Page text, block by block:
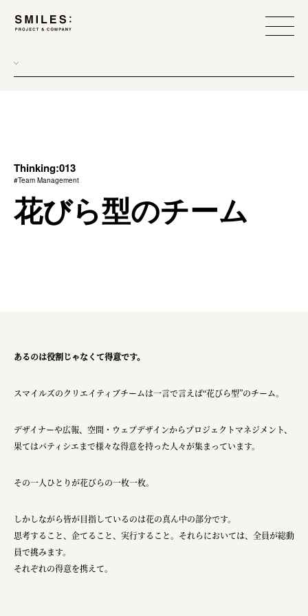
scope
process
team management
Thinking:013
#Team Management
花びら型のチーム
あるのは役割じゃなくて得意です。
スマイルズのクリエイティブチームは一言で言えば“花びら型”のチーム。
デザイナーや広報、空間・ウェブデザインからプロジェクトマネジメント、
果てはパティシエまで様々な得意を持った人々が集まっています。
その一人ひとりが花びらの一枚一枚。
しかしながら皆が目指しているのは花の真ん中の部分です。
思考すること、企てること、実行すること。それらにおいては、全員が総動
員で挑みます。
それぞれの得意を携えて。